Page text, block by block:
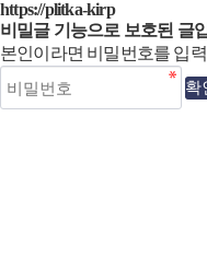
https://plitka-kirp
비밀글 기능으로 보호된 글
본인이라면 비밀번호를 입